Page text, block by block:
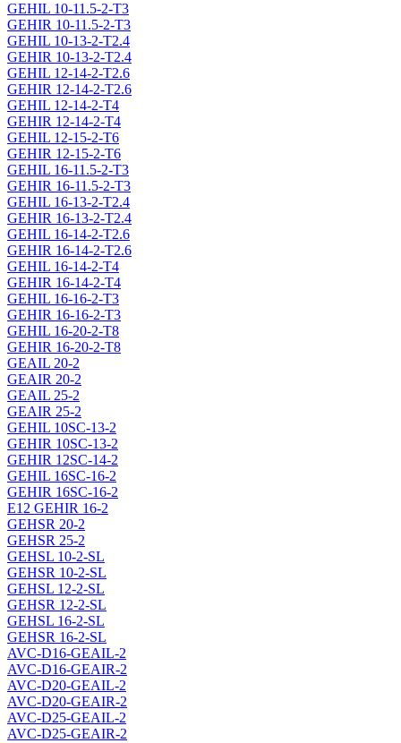
GEHIL 10-11.5-2-T3
GEHIR 10-11.5-2-T3
GEHIL 10-13-2-T2.4
GEHIR 10-13-2-T2.4
GEHIL 12-14-2-T2.6
GEHIR 12-14-2-T2.6
GEHIL 12-14-2-T4
GEHIR 12-14-2-T4
GEHIL 12-15-2-T6
GEHIR 12-15-2-T6
GEHIL 16-11.5-2-T3
GEHIR 16-11.5-2-T3
GEHIL 16-13-2-T2.4
GEHIR 16-13-2-T2.4
GEHIL 16-14-2-T2.6
GEHIR 16-14-2-T2.6
GEHIL 16-14-2-T4
GEHIR 16-14-2-T4
GEHIL 16-16-2-T3
GEHIR 16-16-2-T3
GEHIL 16-20-2-T8
GEHIR 16-20-2-T8
GEAIL 20-2
GEAIR 20-2
GEAIL 25-2
GEAIR 25-2
GEHIL 10SC-13-2
GEHIR 10SC-13-2
GEHIR 12SC-14-2
GEHIL 16SC-16-2
GEHIR 16SC-16-2
E12 GEHIR 16-2
GEHSR 20-2
GEHSR 25-2
GEHSL 10-2-SL
GEHSR 10-2-SL
GEHSL 12-2-SL
GEHSR 12-2-SL
GEHSL 16-2-SL
GEHSR 16-2-SL
AVC-D16-GEAIL-2
AVC-D16-GEAIR-2
AVC-D20-GEAIL-2
AVC-D20-GEAIR-2
AVC-D25-GEAIL-2
AVC-D25-GEAIR-2